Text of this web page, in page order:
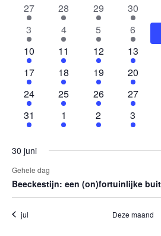
Evenementen
1
evenement
27
1
evenement
28
1
evenement
29
1
30
1
evenement
3
1
evenement
4
1
evenement
5
1
6
1
evenement
10
1
evenement
11
1
evenement
12
1
13
1
evenement
17
1
evenement
18
1
evenement
19
1
20
1
evenement
24
1
evenement
25
1
evenement
26
1
27
1
evenement
31
1
evenement
1
1
evenement
2
1
3
30 juni
Gehele dag
Beeckestijn: een (on)fortuinlijke
jul Deze maand